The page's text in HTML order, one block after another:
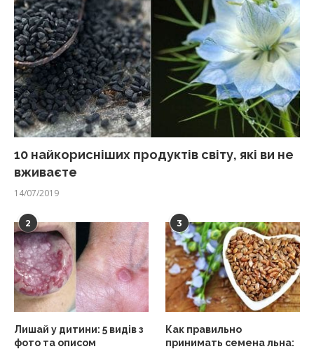
10 найкорисніших продуктів світу, які ви не
вживаєте
14/07/2019
2
Лишай у дитини: 5 видів з
фото та описом
3
Как правильно
принимать семена льна: